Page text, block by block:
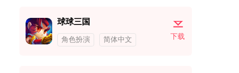
球球三国
角色扮演 简体中文 下载